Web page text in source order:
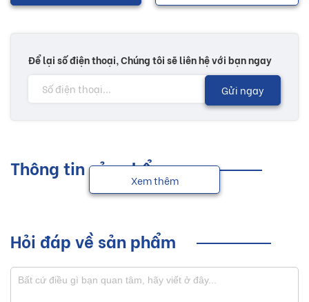
Để lại số điện thoại, Chúng tôi sẽ liên hệ với bạn ngay
Gửi ngay
Thông tin sản phẩm
Xem thêm
Hỏi đáp về sản phẩm